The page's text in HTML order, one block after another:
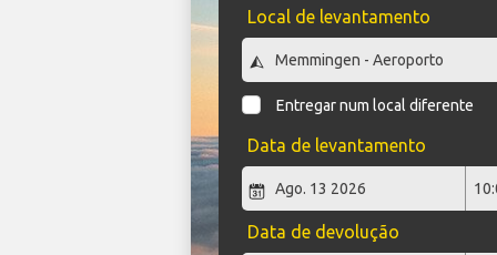
Local de levantamento
Entregar num local diferente
Data de levantamento
Data de devolução